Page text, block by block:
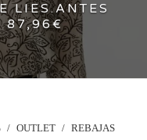
LIES.ANTES
87,96€
OUTLET
REBAJAS